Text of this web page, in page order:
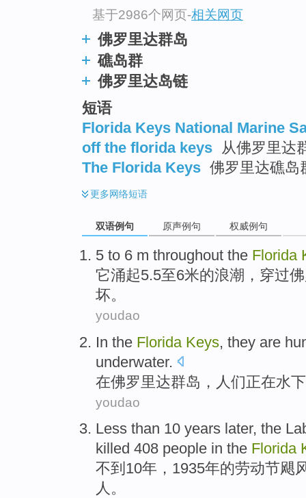
基于2986个网页-相关网页
佛罗里达群岛
礁岛群
佛罗里达岛链
短语
Florida Keys National Marine
off the florida keys
从佛罗里达
The Florida Keys 佛罗里达礁岛
更多网络短语
双语例句 原声例句 权威例句
5 to 6 m throughout the Florida
它涌起5.5至6米的浪潮，穿过
坏。
youdao
In the Florida Keys, they are
underwater.
在佛罗里达群岛 ， 人们正在水下
youdao
Less than 10 years later, the
killed 408 people in the Florida
不到 10年 ，1935年的劳动节飓
人 。